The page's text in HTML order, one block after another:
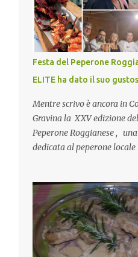
pranzo, racconta un po'!
e cerco degli spunti...
vero domenica prossima
perché vado al Pranzo
anno organizzato dai mie
Pranzo aziendale? Una
Cuocapercaso : si, è un
tutti a fine anno e tirare le
naturalmente mangiando
grande convivialità! CoCo :
spesso l’ambiente
opportunità, non trovi?
concordo! …addirittura si
Festa del Peperone
ELITE ha dato il suo
Mentre scrivo è ancora in
Gravina la XXV edizione
Peperone Roggianese ,
dedicata al peperone locale
piccante, inserito dal
Politiche Agricole
nella lista dei Prodotti
Tradizionali (Pat) della
ingrediente versatile in